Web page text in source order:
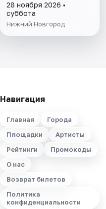
28 ноября 2026 •
суббота
Нижний Новгород
Навигация
Главная
Города
Площадки
Артисты
Рейтинги
Промокоды
О нас
Возврат билетов
Политика
конфиденциальности